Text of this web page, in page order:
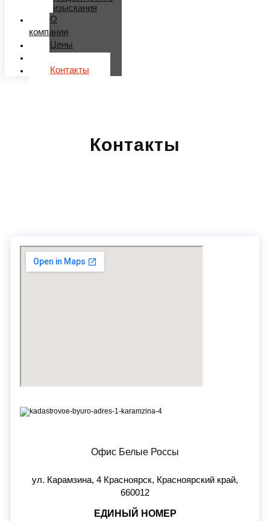
изыскания
О
компании
Цены
Контакты
Контакты
Офис Белые Россы
ул. Карамзина, 4 Красноярск, Красноярский край,
660012
ЕДИНЫЙ НОМЕР